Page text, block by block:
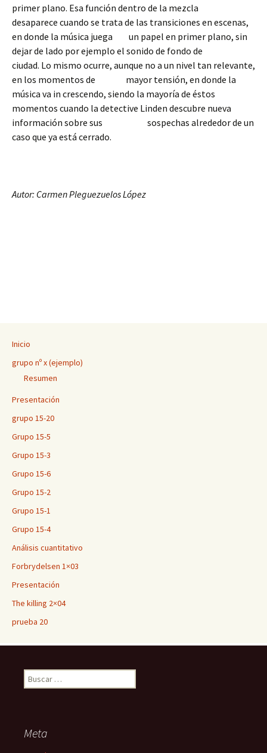
primer plano. Esa función dentro de la mezcla
desaparece cuando se trata de las transiciones en escenas,
en donde la música juega un papel en primer plano, sin
dejar de lado por ejemplo el sonido de fondo de
ciudad. Lo mismo ocurre, aunque no a un nivel tan relevante,
en los momentos de mayor tensión, en donde la
música va in crescendo, siendo la mayoría de éstos
momentos cuando la detective Linden descubre nueva
información sobre sus sospechas alrededor de un
caso que ya está cerrado.
Autor: Carmen Pleguezuelos López
Inicio
grupo nº x (ejemplo)
Resumen
Presentación
grupo 15-20
Grupo 15-5
Grupo 15-3
Grupo 15-6
Grupo 15-2
Grupo 15-1
Grupo 15-4
Análisis cuantitativo
Forbrydelsen 1×03
Presentación
The killing 2×04
prueba 20
Buscar:
Meta